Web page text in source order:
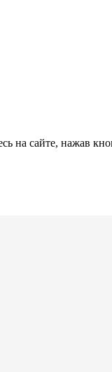
на сайте, нажав